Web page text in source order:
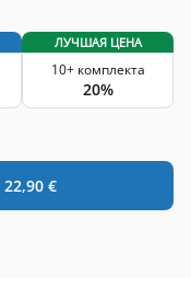
ЛУЧШАЯ ЦЕНА
10+ комплекта
20%
22,90 €